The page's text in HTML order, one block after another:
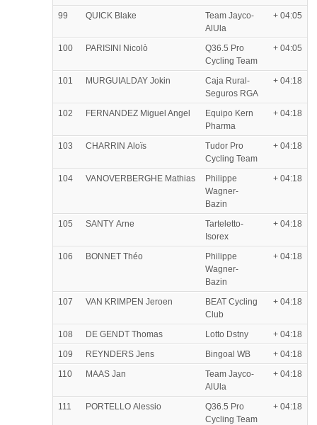
99
QUICK Blake
Team Jayco-
AlUla
+ 04:05
100 PARISINI Nicolò
Q36.5 Pro
Cycling Team
+ 04:05
101 MURGUIALDAY Jokin
Caja Rural-
Seguros RGA
+ 04:18
102 FERNANDEZ Miguel Angel
Equipo Kern
Pharma
+ 04:18
103 CHARRIN Aloïs
Tudor Pro
Cycling Team
+ 04:18
104 VANOVERBERGHE Mathias
Philippe
Wagner-
Bazin
+ 04:18
105 SANTY Arne
Tarteletto-
Isorex
+ 04:18
106 BONNET Théo
Philippe
Wagner-
Bazin
+ 04:18
107 VAN KRIMPEN Jeroen
BEAT Cycling
Club
+ 04:18
108 DE GENDT Thomas Lotto Dstny
+ 04:18
109
REYNDERS Jens Bingoal WB
+ 04:18
110
MAAS Jan
Team Jayco-
AlUla
+ 04:18
111 PORTELLO Alessio
Q36.5 Pro
Cycling Team
+ 04:18